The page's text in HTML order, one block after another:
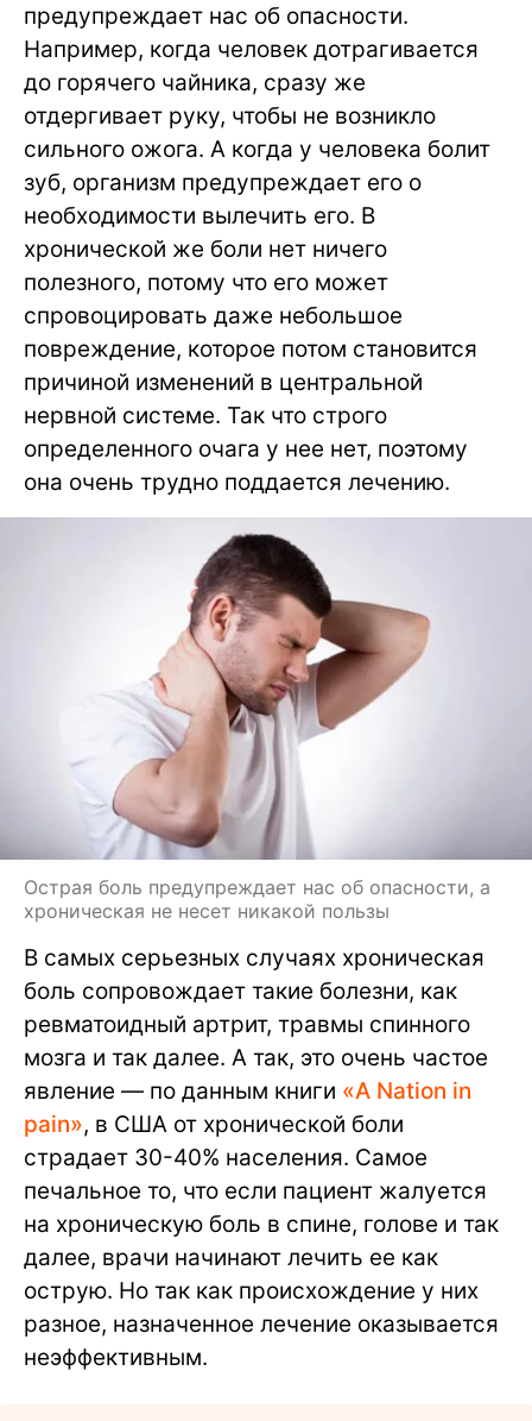
предупреждает нас об опасности.
Например, когда человек дотрагивается
до горячего чайника, сразу же
отдергивает руку, чтобы не возникло
сильного ожога. А когда у человека болит
зуб, организм предупреждает его о
необходимости вылечить его. В
хронической же боли нет ничего
полезного, потому что его может
спровоцировать даже небольшое
повреждение, которое потом становится
причиной изменений в центральной
нервной системе. Так что строго
определенного очага у нее нет, поэтому
она очень трудно поддается лечению.
Острая боль предупреждает нас об опасности, а
хроническая не несет никакой пользы
В самых серьезных случаях хроническая
боль сопровождает такие болезни, как
ревматоидный артрит, травмы спинного
мозга и так далее. А так, это очень частое
явление — по данным книги «A Nation in
pain», в США от хронической боли
страдает 30-40% населения. Самое
печальное то, что если пациент жалуется
на хроническую боль в спине, голове и так
далее, врачи начинают лечить ее как
острую. Но так как происхождение у них
разное, назначенное лечение оказывается
неэффективным.